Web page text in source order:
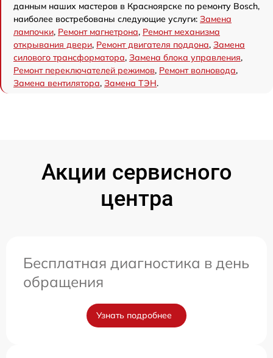
данным наших мастеров в Красноярске по ремонту Bosch,
наиболее востребованы следующие услуги: Замена
лампочки, Ремонт магнетрона, Ремонт механизма
открывания двери, Ремонт двигателя поддона, Замена
силового трансформатора, Замена блока управления,
Ремонт переключателей режимов, Ремонт волновода,
Замена вентилятора, Замена ТЭН.
Акции сервисного
центра
Бесплатная диагностика в день
обращения
Узнать подробнее